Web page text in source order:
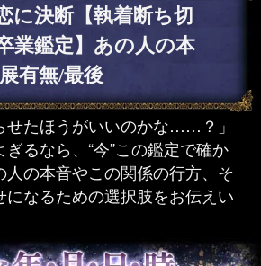
に決断【執着断ち切
業鑑定】あの人の本
有無/最後
せたほうがいいのかな……？」
るなら、“今”この鑑定で確か
人の本音やこの関係の行方、そ
になるための選択肢をお伝えい